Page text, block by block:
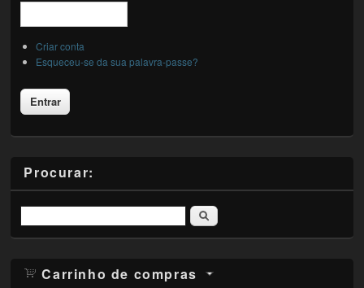
Criar conta
Esqueceu-se da sua palavra-passe?
Procurar:
Pesquisar
Carrinho de compras